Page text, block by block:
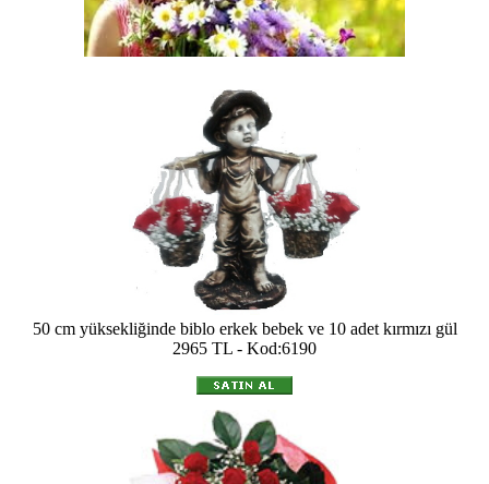
50 cm yüksekliğinde biblo erkek bebek ve 10 adet kırmızı gül
2965 TL - Kod:6190